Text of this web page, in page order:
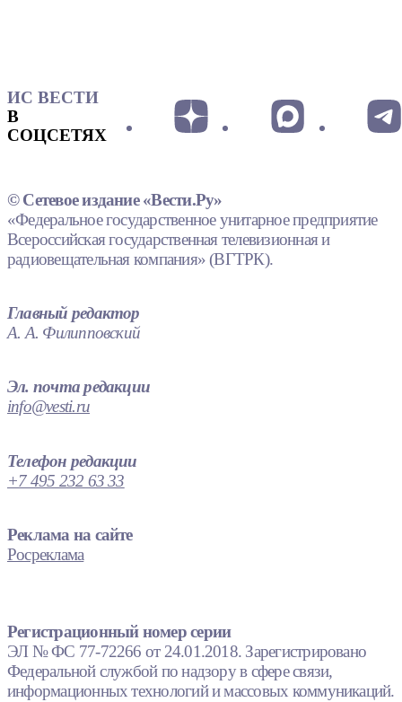
ИС ВЕСТИ
В
СОЦСЕТЯХ
© Сетевое издание «Вести.Ру»
«Федеральное государственное унитарное предприятие
Всероссийская государственная телевизионная и
радиовещательная компания» (ВГТРК).
Главный редактор
А. А. Филипповский
Эл. почта редакции
info@vesti.ru
Телефон редакции
+7 495 232 63 33
Реклама на сайте
Росреклама
Регистрационный номер серии
ЭЛ № ФС 77-72266 от 24.01.2018. Зарегистрировано
Федеральной службой по надзору в сфере связи,
информационных технологий и массовых коммуникаций.